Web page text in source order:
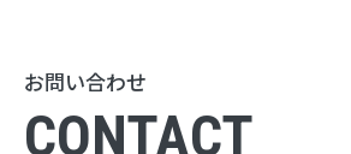
お問い合わせ
CONTACT